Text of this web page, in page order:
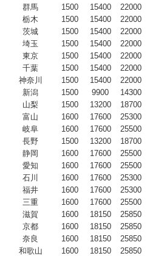
群馬
1500 15400 22000
栃木
1500 15400 22000
茨城
1500 15400 22000
埼玉
1500 15400 22000
東京
1500 15400 22000
千葉
1500 15400 22000
神奈川
1500 15400 22000
新潟
1500 9900 14300
山梨
1500 13200 18700
富山
1600 17600 25300
岐阜
1600 17600 25500
長野
1500 13200 18700
静岡
1600 17600 25500
愛知
1600 17600 25500
石川
1600 17600 25300
福井
1600 17600 25300
三重
1600 17600 25500
滋賀
1600 18150 25850
京都
1600 18150 25850
奈良
1600 18150 25850
和歌山
1600 18150 25850